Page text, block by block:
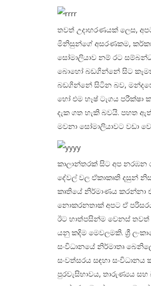
තවත් උදාහරණයක් ලෙස,
මිනිසුන්ගේ අසරණකම,
සෝමාලියාව නම් රට
බොහෝ බඩගින්නේ සිට
බඩගින්නේ සිටින බව,
හෝ එම හෑෂ් ටැගය
දැක ගත හැකි බවයි. පහත
මවනා සෝමාලියාවට වඩා
කාලාන්තරක් සිට අප නරඹන
දේවල් වල ඒකාකෘති දසුන්
කෘතියේ නිර්මාණය කරන්නා
නොකරනතාක් අපට ඒ
ඊට හාත්පසින්ම වෙනස්
යනු කදිම මෙවලමකි. ශ්‍රී
සංවිධානයේ නිර්මාතෘ
සංවත්සරය සඳහා
පුරවැසිභාවය, තාරුණ්‍යය සහ